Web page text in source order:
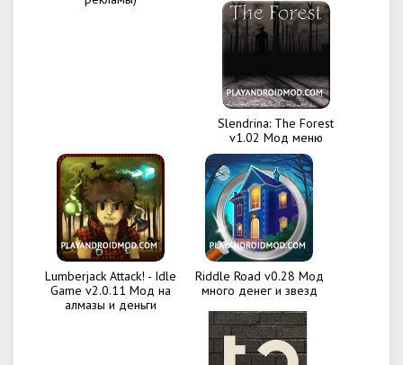
Slendrina: The Forest
v1.02 Мод меню
Lumberjack Attack! - Idle
Game v2.0.11 Мод на
алмазы и деньги
Riddle Road v0.28 Мод
много денег и звезд